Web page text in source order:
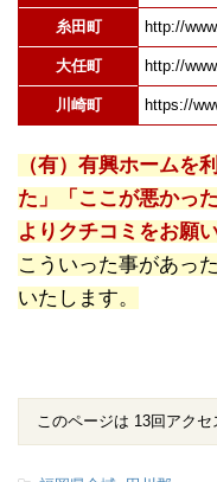
糸田町 http://
大任町 http://
川崎町 https://
（有）有興ホームを
た」「ここが悪かっ
よりクチコミをお願
こういった事があっ
いたします。
このページは 13回アク